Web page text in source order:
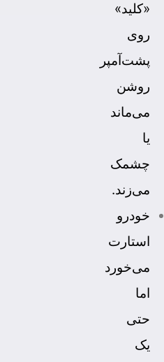
«کلید»
روی
پشت‌آمپر
روشن
می‌ماند
یا
چشمک
می‌زند.
خودرو
استارت
می‌خورد
اما
حتی
یک